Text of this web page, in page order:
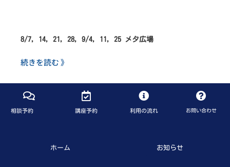
8/7, 14, 21, 28, 9/4, 11, 25 メタ広場
続きを読む 》
相談予約 講座予約 利用の流れ お問い合わせ
ホーム お知らせ